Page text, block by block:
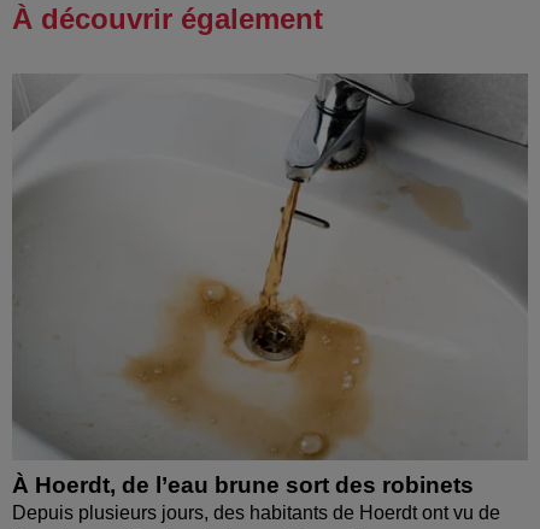
À découvrir également
À Hoerdt, de l’eau brune sort des robinets
Depuis plusieurs jours, des habitants de Hoerdt ont vu de